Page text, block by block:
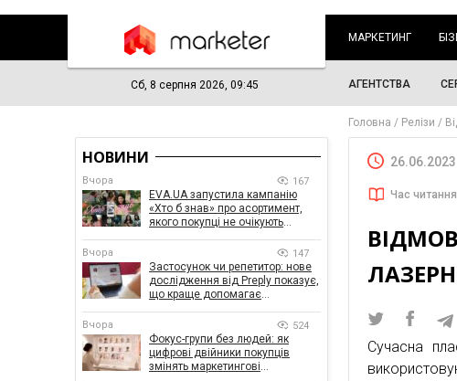
МАРКЕТИНГ
Сб, 8 серпня 2026, 09:45 АГЕНТСТВА
Головна Релізи
26.06.2023
Час
Сучасна
НОВИНИ
Вчора 167
EVA.UA запустила кампанію
«Хто б знав» про асортимент,
якого покупці не очікують
Вчора 147
Застосунок чи репетитор: нове
дослідження від Preply показує,
що краще допомагає
Вчора 524
Фокус-групи без людей: як
цифрові двійники покупців
змінять маркетингові